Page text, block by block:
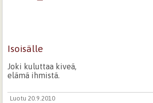
Isoisälle
Joki kuluttaa kiveä,
elämä ihmistä.
Luotu 20.9.2010